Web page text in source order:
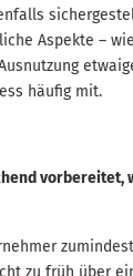
Aspekte – wie
häufig mit.
vorbereitet,
zu früh über